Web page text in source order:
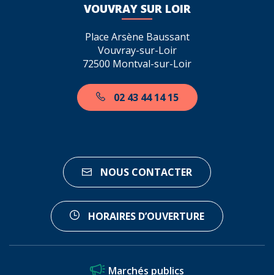
VOUVRAY SUR LOIR
Place Arsène Baussant
Vouvray-sur-Loir
72500 Montval-sur-Loir
02 43 44 14 15
NOUS CONTACTER
HORAIRES D’OUVERTURE
Marchés publics